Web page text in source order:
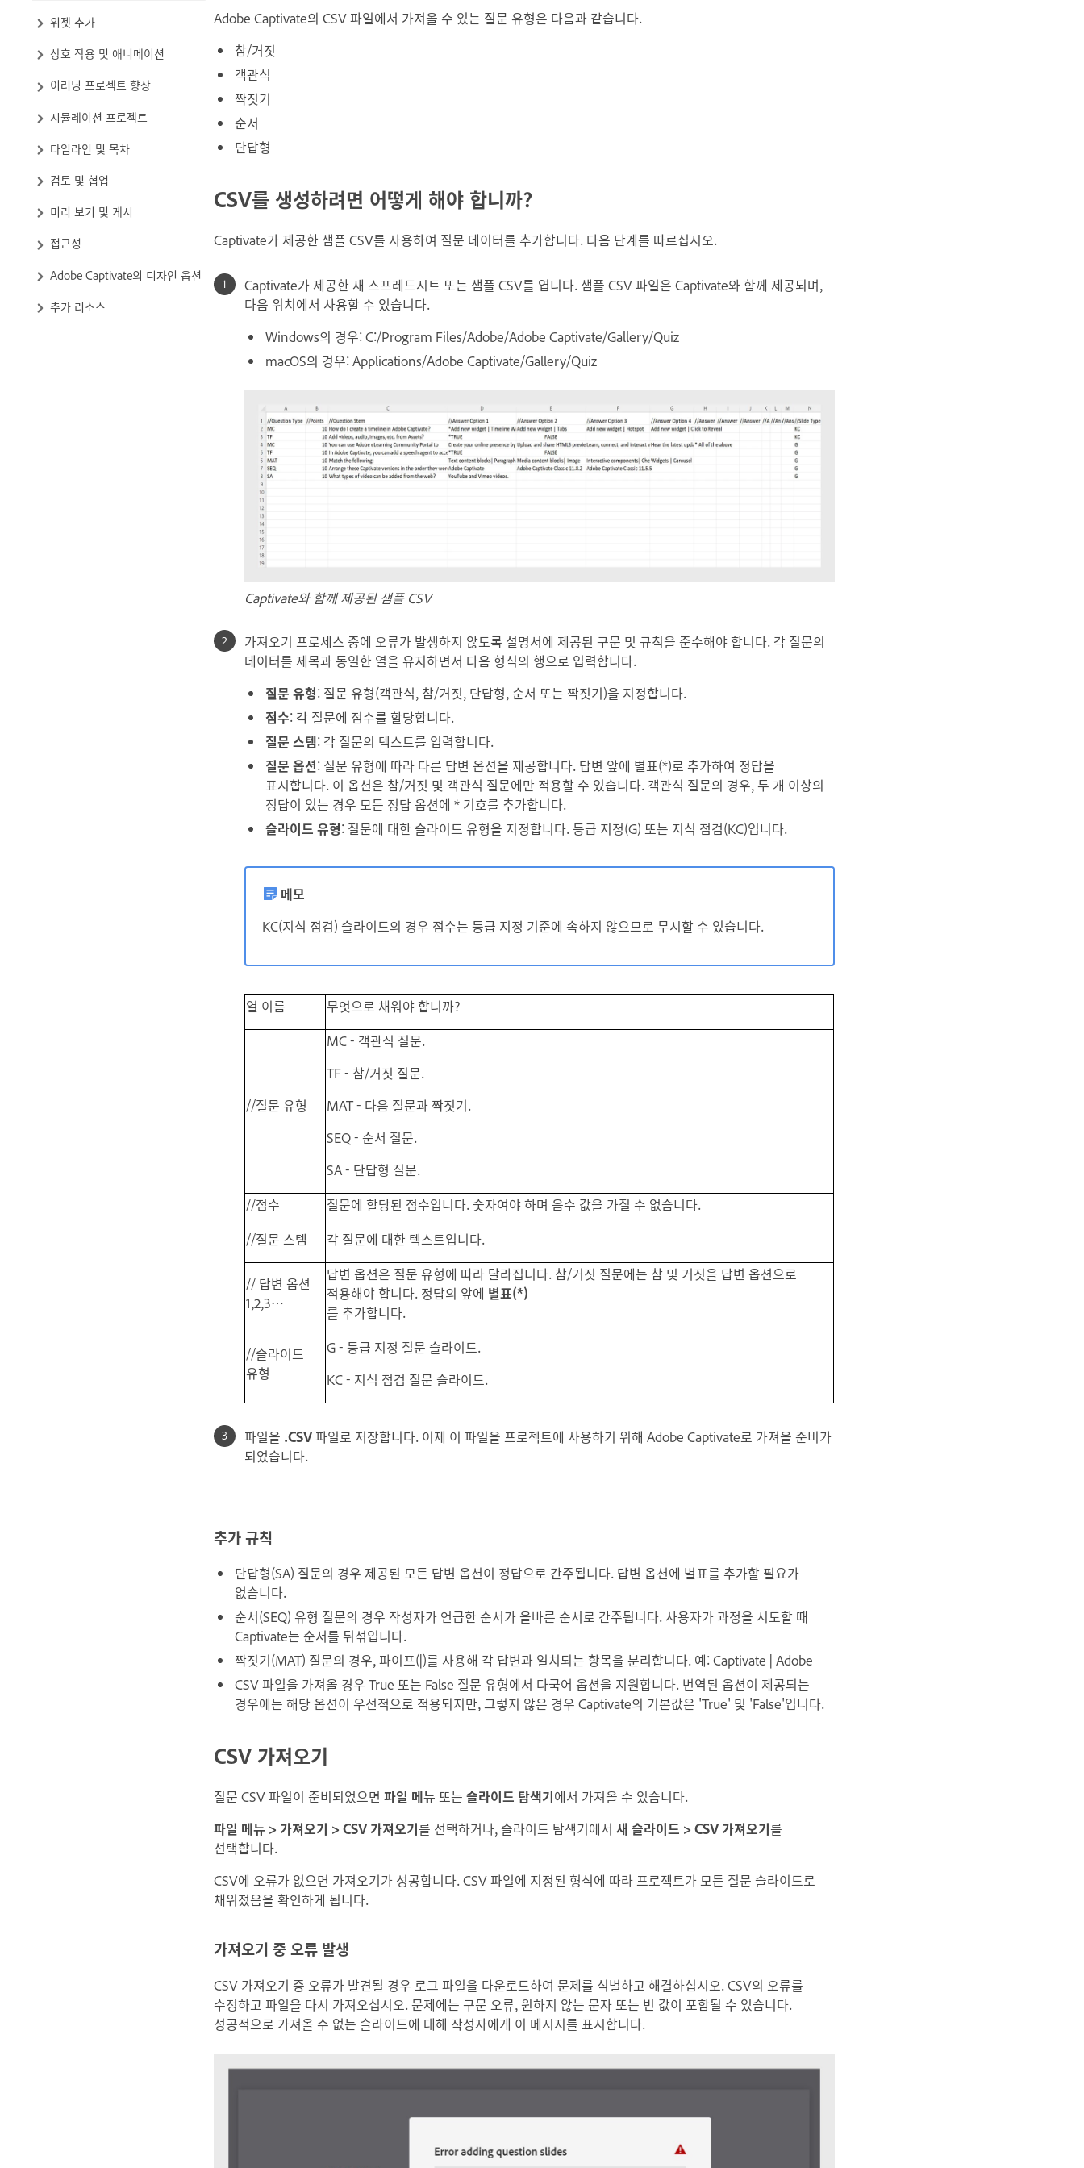
위젯 추가
상호 작용 및 애니메이션
이러닝 프로젝트 향상
시뮬레이션 프로젝트
타임라인 및 목차
검토 및 협업
미리 보기 및 게시
접근성
Adobe Captivate의 디자인 옵션
추가 리소스
Adobe Captivate의 CSV 파일에서 가져올 수 있는 질문 유형은 다음과 같습니다.
참/거짓
객관식
짝짓기
순서
단답형
CSV를 생성하려면 어떻게 해야 합니까?
Captivate가 제공한 샘플 CSV를 사용하여 질문 데이터를 추가합니다. 다음 단계를 따르십시오.
Captivate가 제공한 새 스프레드시트 또는 샘플 CSV를 엽니다. 샘플 CSV 파일은 Captivate와 함께 제공되며,
다음 위치에서 사용할 수 있습니다.
Windows의 경우: C:/Program Files/Adobe/Adobe Captivate/Gallery/Quiz
macOS의 경우: Applications/Adobe Captivate/Gallery/Quiz
Captivate와 함께 제공된 샘플 CSV
가져오기 프로세스 중에 오류가 발생하지 않도록 설명서에 제공된 구문 및 규칙을 준수해야 합니다. 각 질문의
데이터를 제목과 동일한 열을 유지하면서 다음 형식의 행으로 입력합니다.
질문 유형: 질문 유형(객관식, 참/거짓, 단답형, 순서 또는 짝짓기)을 지정합니다.
점수: 각 질문에 점수를 할당합니다.
질문 스템: 각 질문의 텍스트를 입력합니다.
질문 옵션: 질문 유형에 따라 다른 답변 옵션을 제공합니다. 답변 앞에 별표(*)로 추가하여 정답을
표시합니다. 이 옵션은 참/거짓 및 객관식 질문에만 적용할 수 있습니다. 객관식 질문의 경우, 두 개 이상의
정답이 있는 경우 모든 정답 옵션에 * 기호를 추가합니다.
슬라이드 유형: 질문에 대한 슬라이드 유형을 지정합니다. 등급 지정(G) 또는 지식 점검(KC)입니다.
메모
KC(지식 점검) 슬라이드의 경우 점수는 등급 지정 기준에 속하지 않으므로 무시할 수 있습니다.
열 이름 무엇으로 채워야 합니까?
//질문 유형
MC - 객관식 질문.
TF - 참/거짓 질문.
MAT - 다음 질문과 짝짓기.
SEQ - 순서 질문.
SA - 단답형 질문.
//점수
질문에 할당된 점수입니다. 숫자여야 하며 음수 값을 가질 수 없습니다.
//질문 스템
각 질문에 대한 텍스트입니다.
// 답변 옵션
1,2,3…
답변 옵션은 질문 유형에 따라 달라집니다. 참/거짓 질문에는 참 및 거짓을 답변 옵션으로
적용해야 합니다. 정답의 앞에 별표(*)
를 추가합니다.
//슬라이드
유형
G - 등급 지정 질문 슬라이드.
KC - 지식 점검 질문 슬라이드.
파일을 .CSV파일로 저장합니다. 이제 이 파일을 프로젝트에 사용하기 위해 Adobe Captivate로 가져올 준비가
되었습니다.
추가 규칙
단답형(SA) 질문의 경우 제공된 모든 답변 옵션이 정답으로 간주됩니다. 답변 옵션에 별표를 추가할 필요가
없습니다.
순서(SEQ) 유형 질문의 경우 작성자가 언급한 순서가 올바른 순서로 간주됩니다. 사용자가 과정을 시도할 때
Captivate는 순서를 뒤섞입니다.
짝짓기(MAT) 질문의 경우, 파이프(|)를 사용해 각 답변과 일치되는 항목을 분리합니다. 예: Captivate | Adobe
CSV 파일을 가져올 경우 True 또는 False 질문 유형에서 다국어 옵션을 지원합니다. 번역된 옵션이 제공되는
경우에는 해당 옵션이 우선적으로 적용되지만, 그렇지 않은 경우 Captivate의 기본값은 'True' 및 'False'입니다.
CSV 가져오기
질문 CSV 파일이 준비되었으면 파일 메뉴 또는 슬라이드 탐색기에서 가져올 수 있습니다.
파일 메뉴 > 가져오기 > CSV 가져오기를 선택하거나, 슬라이드 탐색기에서 새 슬라이드 > CSV 가져오기를
선택합니다.
CSV에 오류가 없으면 가져오기가 성공합니다. CSV 파일에 지정된 형식에 따라 프로젝트가 모든 질문 슬라이드로
채워졌음을 확인하게 됩니다.
가져오기 중 오류 발생
CSV 가져오기 중 오류가 발견될 경우 로그 파일을 다운로드하여 문제를 식별하고 해결하십시오. CSV의 오류를
수정하고 파일을 다시 가져오십시오. 문제에는 구문 오류, 원하지 않는 문자 또는 빈 값이 포함될 수 있습니다.
성공적으로 가져올 수 없는 슬라이드에 대해 작성자에게 이 메시지를 표시합니다.